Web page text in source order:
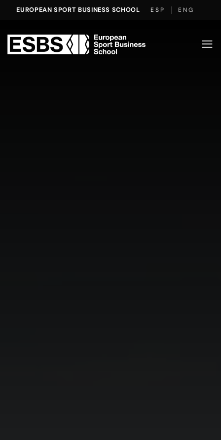
Saltar
contenido
EUROPEAN SPORT BUSINESS SCHOOL ESP ENG